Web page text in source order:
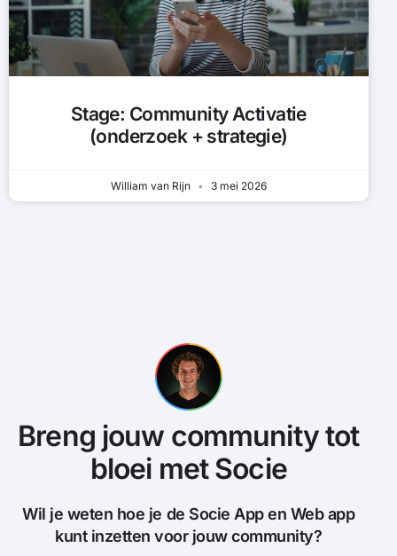
Stage: Community Activatie
(onderzoek + strategie)
William van Rijn 3 mei 2026
Breng jouw community tot
bloei met Socie
Wil je weten hoe je de Socie App en Web app
kunt inzetten voor jouw community?